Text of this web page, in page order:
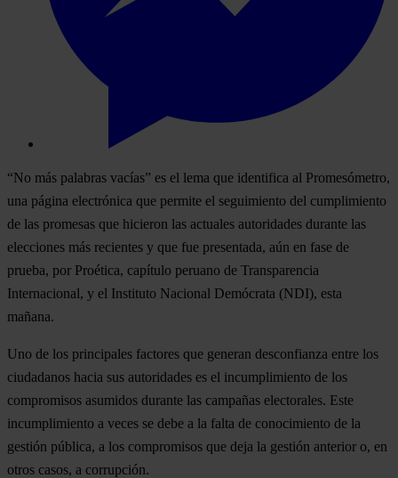
“No más palabras vacías” es el lema que identifica al Promesómetro,
una página electrónica que permite el seguimiento del cumplimiento
de las promesas que hicieron las actuales autoridades durante las
elecciones más recientes y que fue presentada, aún en fase de
prueba, por Proética, capítulo peruano de Transparencia
Internacional, y el Instituto Nacional Demócrata (NDI), esta
mañana.
Uno de los principales factores que generan desconfianza entre los
ciudadanos hacia sus autoridades es el incumplimiento de los
compromisos asumidos durante las campañas electorales. Este
incumplimiento a veces se debe a la falta de conocimiento de la
gestión pública, a los compromisos que deja la gestión anterior o, en
otros casos, a corrupción.